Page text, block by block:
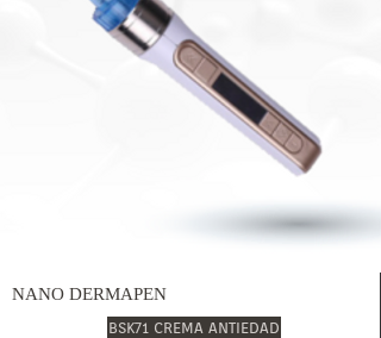
NANO DERMAPEN
BSK71 CREMA ANTIEDAD